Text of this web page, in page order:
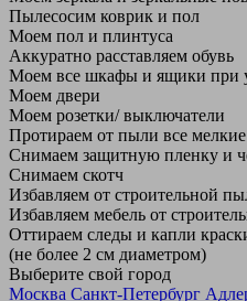
Пылесосим коврик и пол
Моем пол и плинтуса
Аккуратно расставляем обувь
Моем все шкафы и ящики при
Моем двери
Моем розетки/ выключатели
Протираем от пыли все
Снимаем защитную пленку и
Снимаем скотч
Избавляем от строительной
Избавляем мебель от
Оттираем следы и капли
(не более 2 см диаметром)
Выберите свой город
Москва Санкт-Петербург